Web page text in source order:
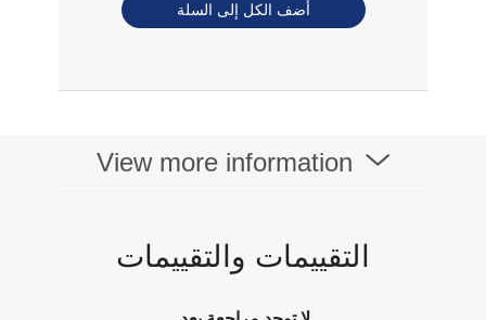
أضف الكل إلى السلة
View more information
التقييمات والتقييمات